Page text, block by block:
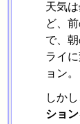
天気
ど、
で、
ライ
ョン。
しか
ショ